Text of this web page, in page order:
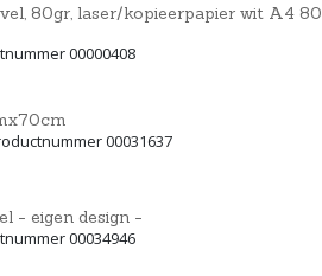
80gr, laser/kopieerpapier wit A4 80
00000408
00031637
- eigen design -
00034946